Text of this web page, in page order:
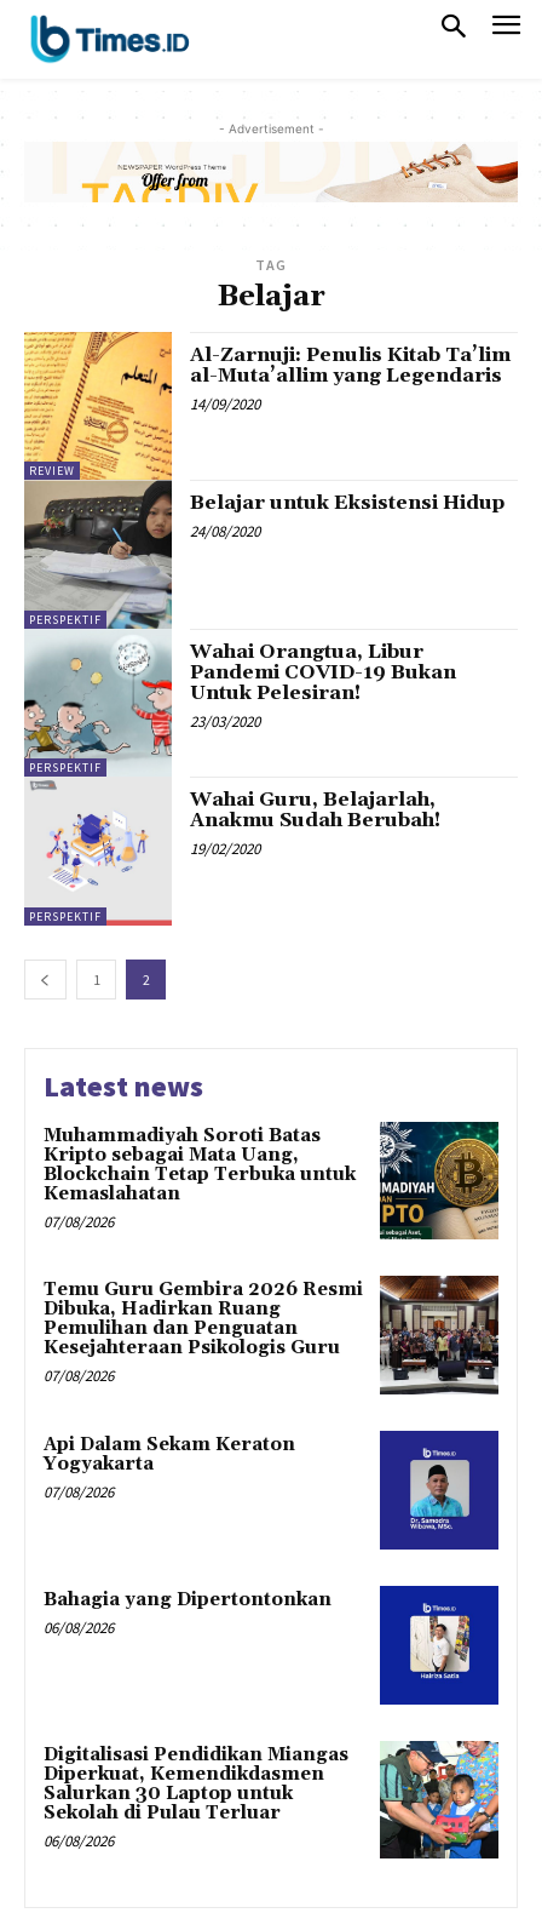
- Advertisement -
TAG
Belajar
REVIEW
Al-Zarnuji: Penulis Kitab Ta’lim
al-Muta’allim yang Legendaris
14/09/2020
PERSPEKTIF
Belajar untuk Eksistensi Hidup
24/08/2020
PERSPEKTIF
Wahai Orangtua, Libur
Pandemi COVID-19 Bukan
Untuk Pelesiran!
23/03/2020
PERSPEKTIF
Wahai Guru, Belajarlah,
Anakmu Sudah Berubah!
19/02/2020
1 2
Latest news
Muhammadiyah Soroti Batas
Kripto sebagai Mata Uang,
Blockchain Tetap Terbuka untuk
Kemaslahatan
07/08/2026
Temu Guru Gembira 2026 Resmi
Dibuka, Hadirkan Ruang
Pemulihan dan Penguatan
Kesejahteraan Psikologis Guru
07/08/2026
Api Dalam Sekam Keraton
Yogyakarta
07/08/2026
Bahagia yang Dipertontonkan
06/08/2026
Digitalisasi Pendidikan Miangas
Diperkuat, Kemendikdasmen
Salurkan 30 Laptop untuk
Sekolah di Pulau Terluar
06/08/2026